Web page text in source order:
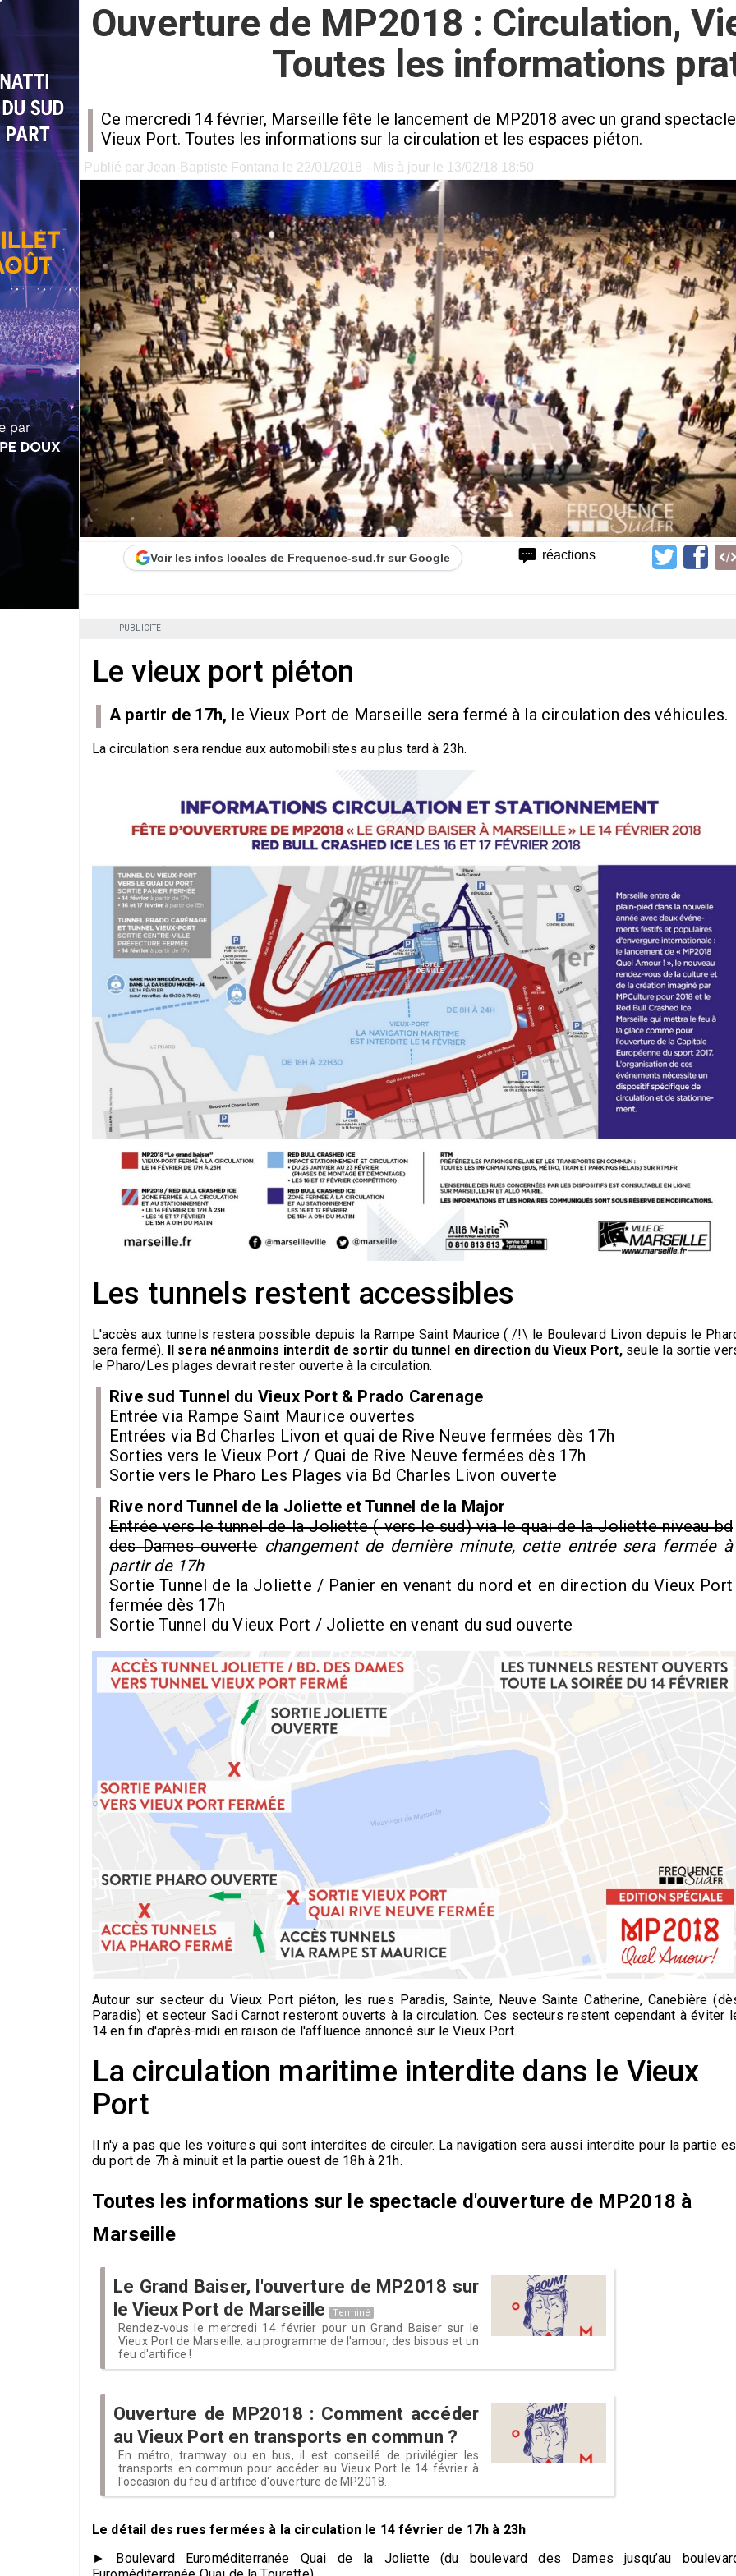
Ouverture de MP2018 : Circulation,
Toutes les informations
Ce mercredi 14 février, Marseille fête le lancement de MP2018 avec un grand
Vieux Port. Toutes les informations sur la circulation et les espaces piéton.
Publié par Jean-Baptiste Fontana le 22/01/2018 - Mis à jour le 13/02/18 18:50
réactions
Voir les infos locales de Frequence-sud.fr sur Google
PUBLICITE
Le vieux port piéton
A partir de 17h, le Vieux Port de Marseille sera fermé à la circulation des véhicules.
La circulation sera rendue aux automobilistes au plus tard à 23h.
Les tunnels restent accessibles
L'accès aux tunnels restera possible depuis la Rampe Saint Maurice ( /!\ le Boulevard Livon depuis le
sera fermé). Il sera néanmoins interdit de sortir du tunnel en direction du Vieux Port,seule la sortie
le Pharo/Les plages devrait rester ouverte à la circulation.
Rive sud Tunnel du Vieux Port & Prado Carenage
Entrée via Rampe Saint Maurice ouvertes
Entrées via Bd Charles Livon et quai de Rive Neuve fermées dès 17h
Sorties vers le Vieux Port / Quai de Rive Neuve fermées dès 17h
Sortie vers le Pharo Les Plages via Bd Charles Livon ouverte
Rive nord Tunnel de la Joliette et Tunnel de la Major
Entrée vers le tunnel de la Joliette ( vers le sud) via le quai de la Joliette niveau bd
des Dames ouverte changement de dernière minute, cette entrée sera fermée à
partir de 17h
Sortie Tunnel de la Joliette / Panier en venant du nord et en direction du Vieux Port
fermée dès 17h
Sortie Tunnel du Vieux Port / Joliette en venant du sud ouverte
Autour sur secteur du Vieux Port piéton, les rues Paradis, Sainte, Neuve Sainte Catherine, Canebière
Paradis) et secteur Sadi Carnot resteront ouverts à la circulation. Ces secteurs restent cependant à éviter
14 en fin d'après-midi en raison de l'affluence annoncé sur le Vieux Port.
La circulation maritime interdite dans le Vieux
Port
Il n'y a pas que les voitures qui sont interdites de circuler. La navigation sera aussi interdite pour la partie
du port de 7h à minuit et la partie ouest de 18h à 21h.
Toutes les informations sur le spectacle d'ouverture de MP2018 à
Marseille
Le Grand Baiser, l'ouverture de MP2018 sur
le Vieux Port de Marseille
Terminé
Rendez-vous le mercredi 14 février pour un Grand Baiser sur le
Vieux Port de Marseille: au programme de l'amour, des bisous et un
feu d'artifice !
Ouverture de MP2018 : Comment accéder
au Vieux Port en transports en commun ?
En métro, tramway ou en bus, il est conseillé de privilégier les
transports en commun pour accéder au Vieux Port le 14 février à
l'occasion du feu d'artifice d'ouverture de MP2018.
Le détail des rues fermées à la circulation le 14 février de 17h à 23h
► Boulevard Euroméditerranée Quai de la Joliette (du boulevard des Dames jusqu’au